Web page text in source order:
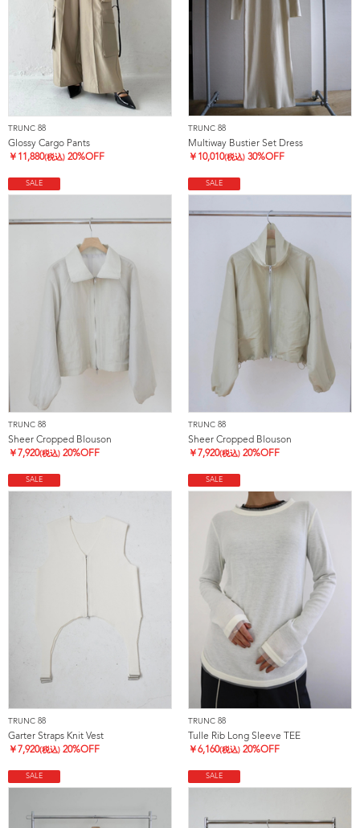
TRUNC 88
Glossy Cargo Pants
￥ 11,880(税込) 20%OFF
TRUNC 88
Multiway Bustier Set Dress
￥ 10,010(税込) 30%OFF
SALE
TRUNC 88
Sheer Cropped Blouson
￥ 7,920(税込) 20%OFF
SALE
TRUNC 88
Sheer Cropped Blouson
￥ 7,920(税込) 20%OFF
SALE
TRUNC 88
Garter Straps Knit Vest
￥ 7,920(税込) 20%OFF
SALE
TRUNC 88
Tulle Rib Long Sleeve TEE
￥6,160(税込) 20%OFF
SALE SALE